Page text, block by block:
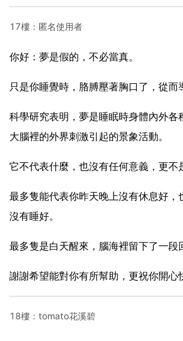
17樓：匿名使用者
你好：夢是假的，不必當真。
只是你睡覺時，胳膊壓著胸口了，從而
科學研究表明，夢是睡眠時身體內外各
大腦裡的外界刺激引起的景象活動。
它不代表什麼，也沒有任何意義，更不
最多隻能代表你昨天晚上沒有休息好，
沒有睡好。
最多隻是白天醒來，腦海裡留下了一段
謝謝希望能對你有所幫助，更祝你開心
18樓：tomato花溪碧